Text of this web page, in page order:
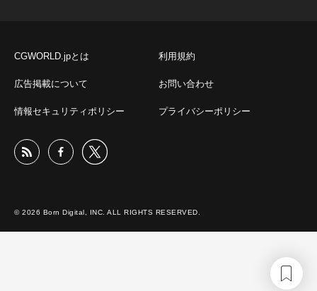
CGWORLD.jpとは 利用規約
広告掲載について お問い合わせ
情報セキュリティポリシー プライバシーポリシー
© 2026 Born Digital, INC. ALL RIGHTS RESERVED.